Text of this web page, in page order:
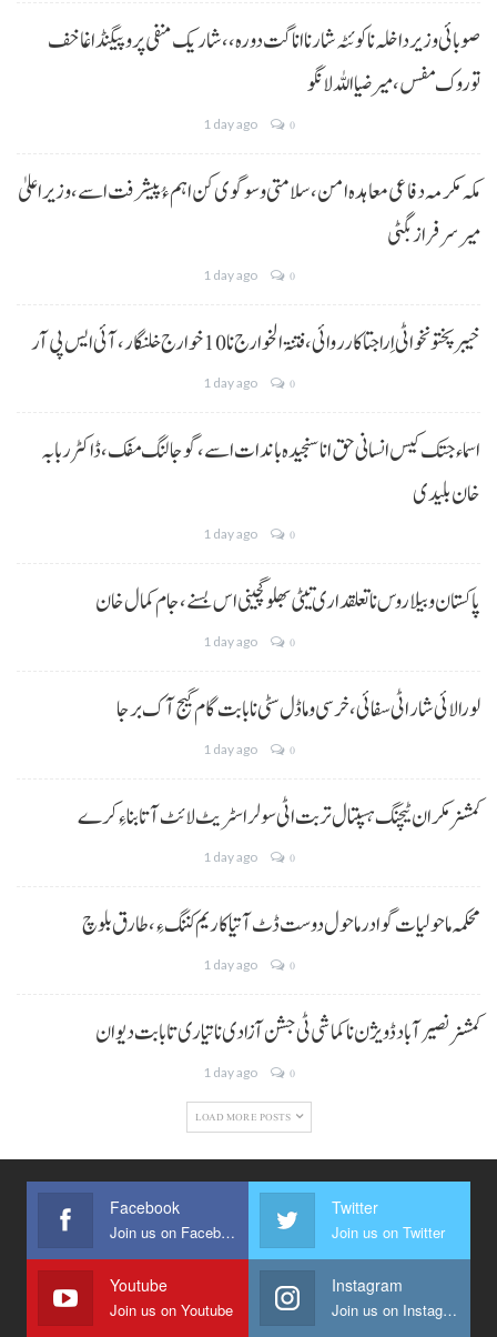
صوبائی وزیر داخلہ نا کوئٹہ شار نا اناگت دورہ،، شاریک منفی پروپیگنڈا غا خف
توروک مفس، میر ضیا اللہ لانگو
1 day ago 0
مکہ مکرمہ دفاعی معاہدہ امن، سلامتی و سوگوی کن اہم ءُ پیشرفت اسے،وزیراعلیٰ
میر سرفراز بگٹی
1 day ago 0
خیبر پختونخوا ٹی اِرا جتا کارروائی، فتنۃ الخوارج نا 10خوارج خلنگار،آئی ایس پی آر
1 day ago 0
اسماء جتک کیس انسانی حق انا سنجیدہ باندات اسے، گوجالنگ مفک،ڈاکٹر ربابہ
خان بلیدی
1 day ago 0
پاکستان و بیلاروس نا تعلقداری تیٹی بھلو گچینی اس بسنے، جام کمال خان
1 day ago 0
لورالائی شار اٹی سفائی، خرسی و ماڈل سٹی نا بابت گام گیج آک برجا
1 day ago 0
کمشنر مکران ٹیچنگ ہسپتال تربت اٹی سولر اسٹریٹ لائٹ آتا بناءِ کرے
1 day ago 0
محکمہ ماحولیات گوادر ماحول دوست ڈٹ آتیا کاریم کننگ ءِ، طارق بلوچ
1 day ago 0
کمشنر نصیر آباد ڈویژن نا کماشی ٹی جشن آزادی نا تیاری تا بابت دیوان
1 day ago 0
LOAD MORE POSTS
Facebook
Join us on Facebook
Twitter
Join us on Twitter
Youtube
Join us on Youtube
Instagram
Join us on Instagram